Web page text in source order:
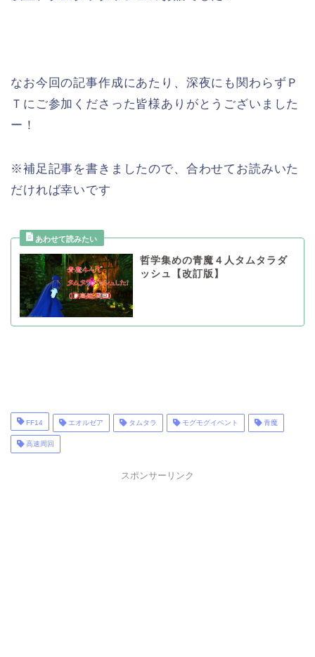
なお今回の記事作成にあたり、深夜にも関わらずＰ
Ｔにご参加くださった皆様ありがとうございました
ー！
※補足記事を書きましたので、合わせてお読みいた
だければ幸いです
哲学集めの青魔４人タムタラダ
ッシュ【改訂版】
FF14 エオルゼア タムタラ モグモグイベント 青魔
高速周回
スポンサーリンク